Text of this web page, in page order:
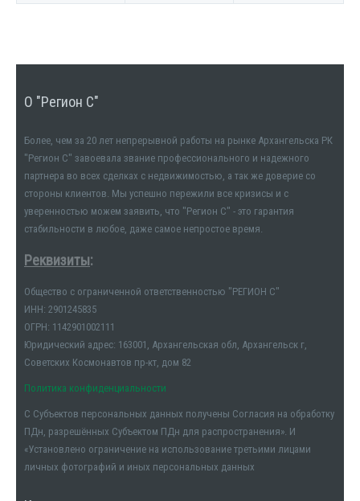
О "Регион С"
Более, чем за 20 лет непрерывной работы на рынке Архангельска РК
"Регион С" завоевала звание профессионального и надежного
партнера во всех сделках с недвижимостью, а так же доверие со
стороны клиентов. Мы успешно пережили все кризисы и с
уверенностью можем заявить, что "Регион С" - это гарантия
стабильности в любое, даже самое непростое время.
Реквизиты:
Общество с ограниченной ответственностью "РЕГИОН С"
ИНН: 2901245835
ОГРН: 1142901002111
Юридический адрес: 163001, Архангельская обл, Архангельск г,
Советских Космонавтов пр-кт, дом 82
Политика конфиденциальности
С Субъектов персональных данных получены Согласия на обработку
ПДн, разрешённых Субъектом ПДн для распространения». И
«Установлено ограничение на использование третьими лицами
личных фотографий и иных персональных данных